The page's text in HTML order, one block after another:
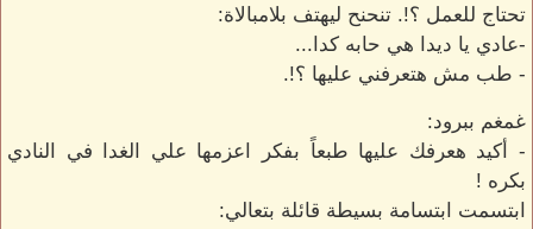
تحتاج للعمل ؟!. تنحنح ليهتف بلامبالاة:
-عادي يا ديدا هي حابه كدا...
- طب مش هتعرفني عليها ؟!.
غمغم ببرود:
- أكيد هعرفك عليها طبعاً بفكر اعزمها علي الغدا في النادي
بكره !
ابتسمت ابتسامة بسيطة قائلة بتعالي: